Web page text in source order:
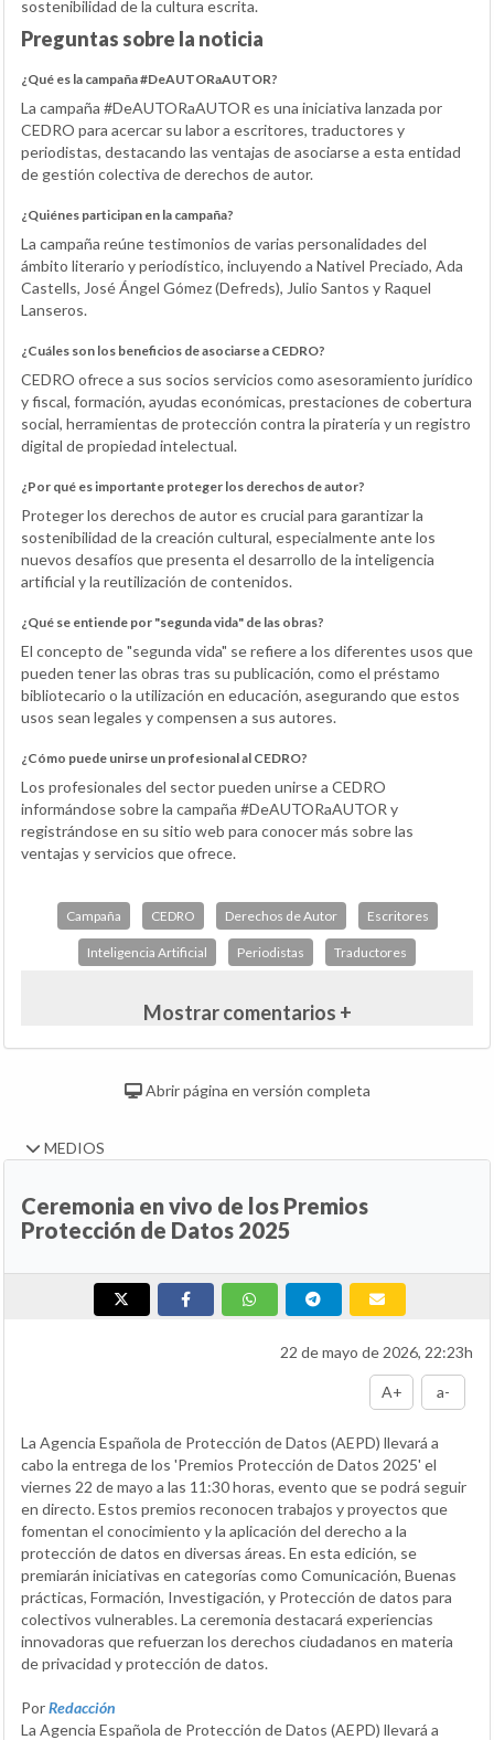
sostenibilidad de la cultura escrita.
Preguntas sobre la noticia
¿Qué es la campaña #DeAUTORaAUTOR?
La campaña #DeAUTORaAUTOR es una iniciativa lanzada por
CEDRO para acercar su labor a escritores, traductores y
periodistas, destacando las ventajas de asociarse a esta entidad
de gestión colectiva de derechos de autor.
¿Quiénes participan en la campaña?
La campaña reúne testimonios de varias personalidades del
ámbito literario y periodístico, incluyendo a Nativel Preciado, Ada
Castells, José Ángel Gómez (Defreds), Julio Santos y Raquel
Lanseros.
¿Cuáles son los beneficios de asociarse a CEDRO?
CEDRO ofrece a sus socios servicios como asesoramiento jurídico
y fiscal, formación, ayudas económicas, prestaciones de cobertura
social, herramientas de protección contra la piratería y un registro
digital de propiedad intelectual.
¿Por qué es importante proteger los derechos de autor?
Proteger los derechos de autor es crucial para garantizar la
sostenibilidad de la creación cultural, especialmente ante los
nuevos desafíos que presenta el desarrollo de la inteligencia
artificial y la reutilización de contenidos.
¿Qué se entiende por "segunda vida" de las obras?
El concepto de "segunda vida" se refiere a los diferentes usos que
pueden tener las obras tras su publicación, como el préstamo
bibliotecario o la utilización en educación, asegurando que estos
usos sean legales y compensen a sus autores.
¿Cómo puede unirse un profesional al CEDRO?
Los profesionales del sector pueden unirse a CEDRO
informándose sobre la campaña #DeAUTORaAUTOR y
registrándose en su sitio web para conocer más sobre las
ventajas y servicios que ofrece.
Campaña CEDRO Derechos de Autor Escritores
Inteligencia Artificial Periodistas Traductores
Mostrar comentarios +
Abrir página en versión completa
MEDIOS
Ceremonia en vivo de los Premios
Protección de Datos 2025
22 de mayo de 2026, 22:23h
A+ a-
La Agencia Española de Protección de Datos (AEPD) llevará a
cabo la entrega de los 'Premios Protección de Datos 2025' el
viernes 22 de mayo a las 11:30 horas, evento que se podrá seguir
en directo. Estos premios reconocen trabajos y proyectos que
fomentan el conocimiento y la aplicación del derecho a la
protección de datos en diversas áreas. En esta edición, se
premiarán iniciativas en categorías como Comunicación, Buenas
prácticas, Formación, Investigación, y Protección de datos para
colectivos vulnerables. La ceremonia destacará experiencias
innovadoras que refuerzan los derechos ciudadanos en materia
de privacidad y protección de datos.
PorRedacción
La Agencia Española de Protección de Datos (AEPD) llevará a